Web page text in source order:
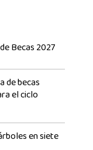
Becas 2027
de becas
el ciclo
en siete